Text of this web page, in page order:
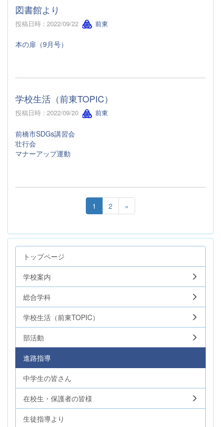
図書館より
投稿日時 : 2022/09/22 前東
本の扉（9月号）
学校生活（前東TOPIC）
投稿日時 : 2022/09/20 前東
前橋市SDGs講習会
壮行会
マナーアップ運動
1 2 »
トップページ
学校案内
総合学科
学校生活（前東TOPIC）
部活動
進路指導
中学生の皆さん
在校生・保護者の皆様
生徒指導より